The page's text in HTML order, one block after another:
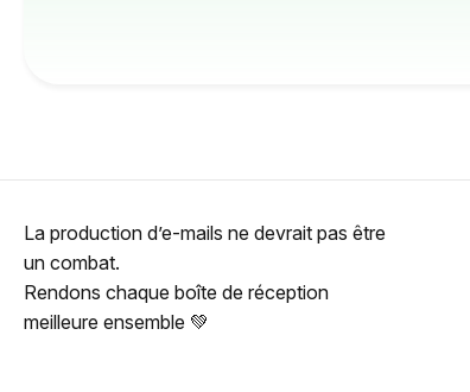
La production d’e-mails ne devrait pas être
un combat.
Rendons chaque boîte de réception
meilleure ensemble 💚